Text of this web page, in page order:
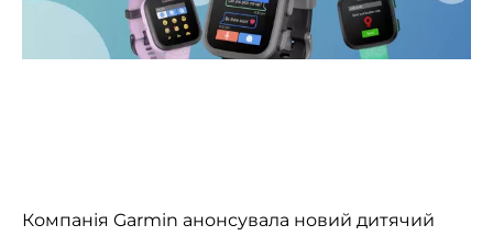
Компанія Garmin анонсувала новий дитячий